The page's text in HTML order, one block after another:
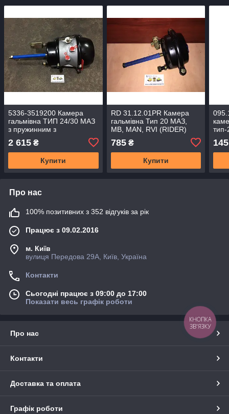
5336-3519200 Камера
гальмівна ТИП 24/30 МАЗ
з пружинним з
(RIDER) RD 93.25.008
2 615 ₴
Купити
RD 31.12.01PR Камера
гальмівна Тип 20 МАЗ,
MB, MAN, RVI (RIDER)
785₴
Купити
145
Про нас
100% позитивних з 352 відгуків за рік
Працює з 09.02.2016
м. Київ
вулиця Передова 29А, Київ, Україна
Контакти
Сьогодні працює з 09:00 до 17:00
Показати весь графік роботи
Про нас
Контакти
Доставка та оплата
Графік роботи
КНОПКА
ЗВ'ЯЗКУ